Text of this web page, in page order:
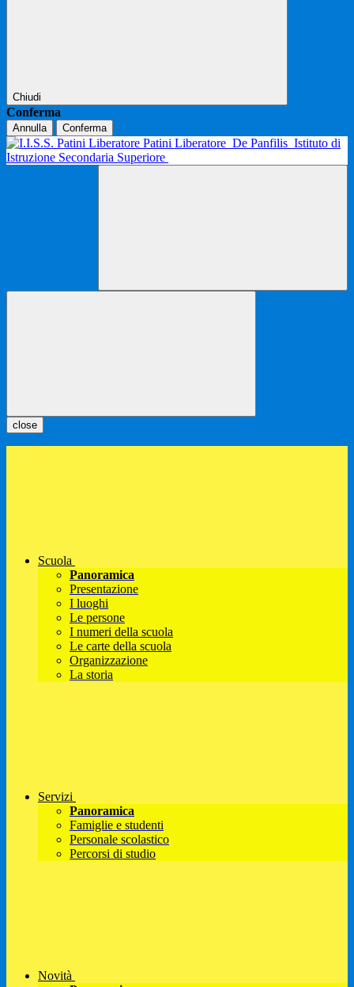
Chiudi
Conferma
Annulla Conferma
Patini Liberatore De Panfilis Istituto di
Istruzione Secondaria Superiore
close
Scuola
Panoramica
Presentazione
I luoghi
Le persone
I numeri della scuola
Le carte della scuola
Organizzazione
La storia
Servizi
Panoramica
Famiglie e studenti
Personale scolastico
Percorsi di studio
Novità